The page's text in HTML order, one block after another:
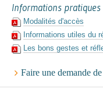
Informations pratiques
Modalités d'accès
Informations utiles du
Les bons gestes et
Faire une demande